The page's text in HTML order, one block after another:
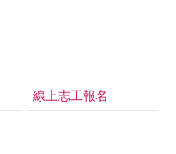
線上志工報名